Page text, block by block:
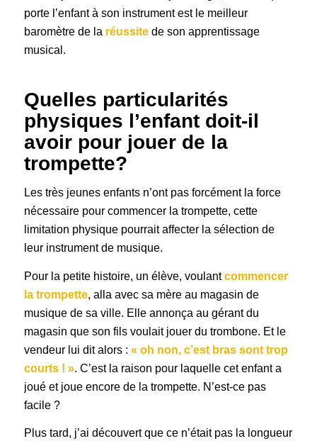
porte l’enfant à son instrument est le meilleur
baromètre de la réussitede son apprentissage
musical.
Quelles particularités
physiques l’enfant doit-il
avoir pour jouer de la
trompette?
Les très jeunes enfants n’ont pas forcément la force
nécessaire pour commencer la trompette, cette
limitation physique pourrait affecter la sélection de
leur instrument de musique.
Pour la petite histoire, un élève, voulantcommencer
la trompette, alla avec sa mère au magasin de
musique de sa ville. Elle annonça au gérant du
magasin que son fils voulait jouer du trombone. Et le
vendeur lui dit alors : « oh non, c’est bras sont trop
courts ! ». C’est la raison pour laquelle cet enfant a
joué et joue encore de la trompette. N’est-ce pas
facile ?
Plus tard, j’ai découvert que ce n’était pas la longueur